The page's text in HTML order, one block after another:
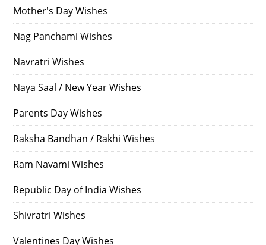
Mother's Day Wishes
Nag Panchami Wishes
Navratri Wishes
Naya Saal / New Year Wishes
Parents Day Wishes
Raksha Bandhan / Rakhi Wishes
Ram Navami Wishes
Republic Day of India Wishes
Shivratri Wishes
Valentines Day Wishes